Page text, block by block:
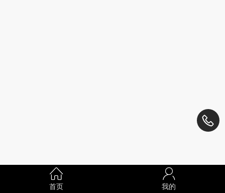
首页 我的